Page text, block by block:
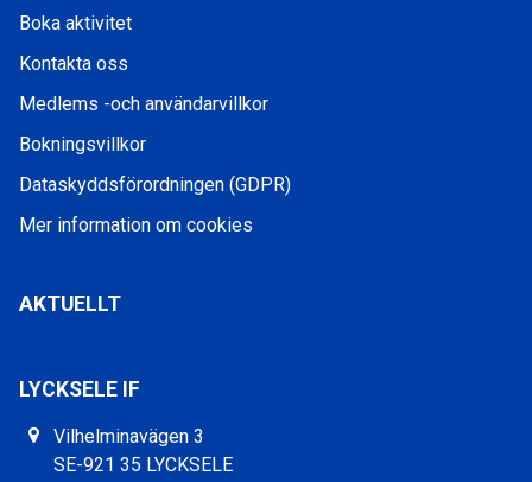
Boka aktivitet
Kontakta oss
Medlems -och användarvillkor
Bokningsvillkor
Dataskyddsförordningen (GDPR)
Mer information om cookies
AKTUELLT
LYCKSELE IF
Vilhelminavägen 3
SE-921 35 LYCKSELE